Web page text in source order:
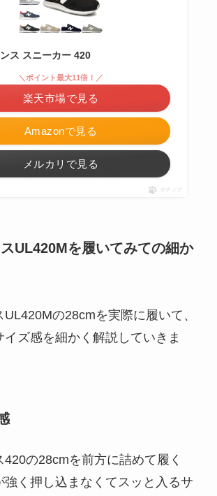
ス スニーカー 420
Amazonで見る
＼ポイント最大11倍！／
楽天市場で見る
メルカリで見る
ポチップ
UL420Mを履いてみての細か
の28cmを実際に履いて、
ズ感を細かく解説していきま
の28cmを前方に詰めて履く
強く押し込まなくてスッと入るサ